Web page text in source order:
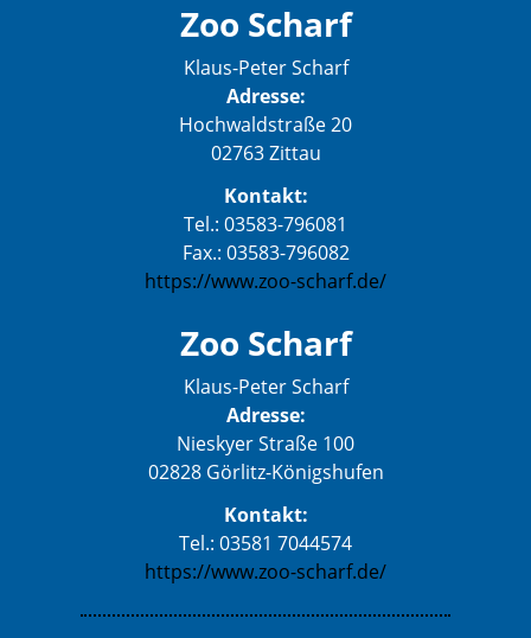
Zoo Scharf
Klaus-Peter Scharf
Adresse:
Hochwaldstraße 20
02763 Zittau
Kontakt:
Tel.: 03583-796081
Fax.: 03583-796082
https://www.zoo-scharf.de/
Zoo Scharf
Klaus-Peter Scharf
Adresse:
Nieskyer Straße 100
02828 Görlitz-Königshufen
Kontakt:
Tel.: 03581 7044574
https://www.zoo-scharf.de/